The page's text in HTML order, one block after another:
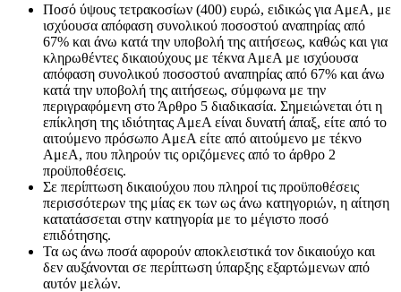
Ποσό ύψους τετρακοσίων (400) ευρώ, ειδικώς για ΑμεΑ, με
ισχύουσα απόφαση συνολικού ποσοστού αναπηρίας από
67% και άνω κατά την υποβολή της αιτήσεως, καθώς και για
κληρωθέντες δικαιούχους με τέκνα ΑμεΑ με ισχύουσα
απόφαση συνολικού ποσοστού αναπηρίας από 67% και άνω
κατά την υποβολή της αιτήσεως, σύμφωνα με την
περιγραφόμενη στο Άρθρο 5 διαδικασία. Σημειώνεται ότι η
επίκληση της ιδιότητας ΑμεΑ είναι δυνατή άπαξ, είτε από το
αιτούμενο πρόσωπο ΑμεΑ είτε από αιτούμενο με τέκνο
ΑμεΑ, που πληρούν τις οριζόμενες από το άρθρο 2
προϋποθέσεις.
Σε περίπτωση δικαιούχου που πληροί τις προϋποθέσεις
περισσότερων της μίας εκ των ως άνω κατηγοριών, η αίτηση
κατατάσσεται στην κατηγορία με το μέγιστο ποσό
επιδότησης.
Τα ως άνω ποσά αφορούν αποκλειστικά τον δικαιούχο και
δεν αυξάνονται σε περίπτωση ύπαρξης εξαρτώμενων από
αυτόν μελών.